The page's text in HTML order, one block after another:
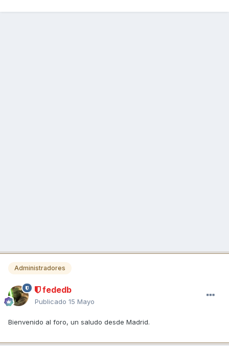
Administradores
fededb
Publicado 15 Mayo
Bienvenido al foro, un saludo desde Madrid.